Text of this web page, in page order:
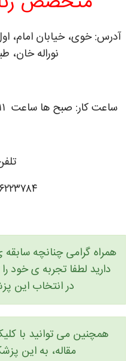
آدرس: خوی، خیابان امام،
نوراله خان، طبقه ٢
ساعت کار: صبح ها ساعت ١١-١٤ و عصرها ساعت ١٦-١٩
۰۴۴-
همراه گرامی چنانچه
دارید لطفا تجربه ی خود
در انتخاب این
همچنین می توانید با
مقاله، به این